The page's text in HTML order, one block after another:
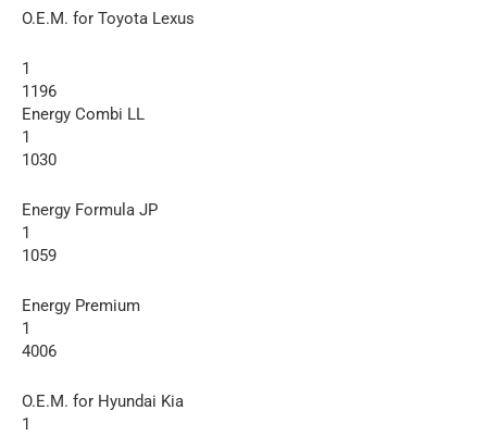
O.E.M. for Toyota Lexus
1
1196
Energy Combi LL
1
1030
Energy Formula JP
1
1059
Energy Premium
1
4006
O.E.M. for Hyundai Kia
1